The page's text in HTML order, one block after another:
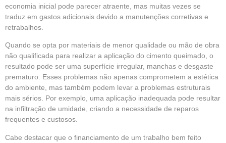
economia inicial pode parecer atraente, mas muitas vezes se
traduz em gastos adicionais devido a manutenções corretivas e
retrabalhos.
Quando se opta por materiais de menor qualidade ou mão de obra
não qualificada para realizar a aplicação do cimento queimado, o
resultado pode ser uma superfície irregular, manchas e desgaste
prematuro. Esses problemas não apenas comprometem a estética
do ambiente, mas também podem levar a problemas estruturais
mais sérios. Por exemplo, uma aplicação inadequada pode resultar
na infiltração de umidade, criando a necessidade de reparos
frequentes e custosos.
Cabe destacar que o financiamento de um trabalho bem feito